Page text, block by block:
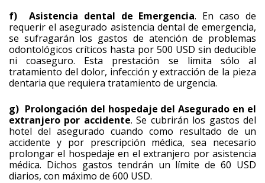
f) Asistencia dental de Emergencia. En caso de
requerir el asegurado asistencia dental de emergencia,
se sufragarán los gastos de atención de problemas
odontológicos críticos hasta por 500 USD sin deducible
ni coaseguro. Esta prestación se limita sólo al
tratamiento del dolor, infección y extracción de la pieza
dentaria que requiera tratamiento de urgencia.
g) Prolongación del hospedaje del Asegurado en el
extranjero por accidente. Se cubrirán los gastos del
hotel del asegurado cuando como resultado de un
accidente y por prescripción médica, sea necesario
prolongar el hospedaje en el extranjero por asistencia
médica. Dichos gastos tendrán un límite de 60 USD
diarios, con máximo de 600 USD.